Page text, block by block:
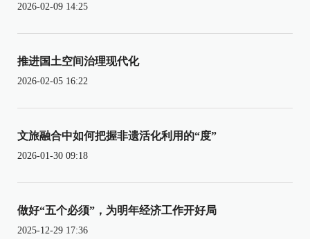
2026-02-09 14:25
推进国土空间治理现代化
2026-02-05 16:22
文旅融合中如何把握非遗活化利用的“度”
2026-01-30 09:18
做好“五个必须”，为明年经济工作开好局
2025-12-29 17:36